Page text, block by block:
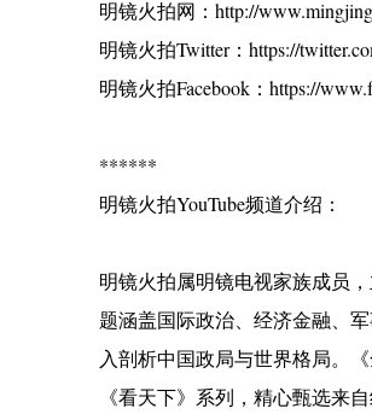
明镜火拍网：http://
明镜火拍Twitter：https://
明镜火拍Facebook：https://
******
明镜火拍YouTube频道介绍：
明镜火拍属明镜电视家族成员
题涵盖国际政治、经济金融、
入剖析中国政局与世界格局。
《看天下》系列，精心甄选来